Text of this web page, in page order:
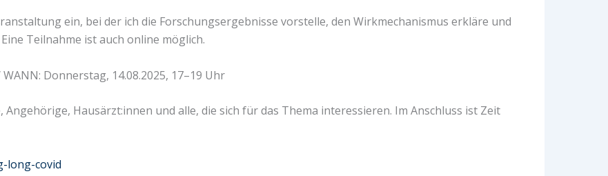
ein, bei der ich die Forschungsergebnisse vorstelle, den Wirkmechanismus erkläre und
Teilnahme ist auch online möglich.
Donnerstag, 14.08.2025, 17–19 Uhr
Hausärzt:innen und alle, die sich für das Thema interessieren. Im Anschluss ist Zeit
long-covid